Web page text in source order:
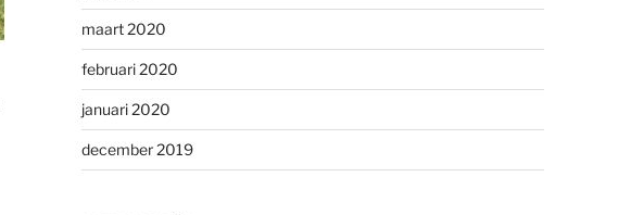
maart 2020
februari 2020
januari 2020
december 2019